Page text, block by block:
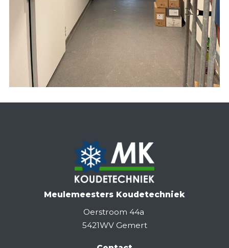
Meulemeesters Koudetechniek
Oerstroom 44a
5421WV Gemert